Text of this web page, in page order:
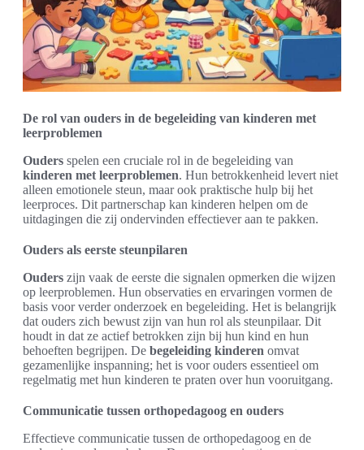
De rol van ouders in de begeleiding van kinderen met
leerproblemen
Ouders spelen een cruciale rol in de begeleiding van
kinderen met leerproblemen. Hun betrokkenheid levert niet
alleen emotionele steun, maar ook praktische hulp bij het
leerproces. Dit partnerschap kan kinderen helpen om de
uitdagingen die zij ondervinden effectiever aan te pakken.
Ouders als eerste steunpilaren
Ouders zijn vaak de eerste die signalen opmerken die wijzen
op leerproblemen. Hun observaties en ervaringen vormen de
basis voor verder onderzoek en begeleiding. Het is belangrijk
dat ouders zich bewust zijn van hun rol als steunpilaar. Dit
houdt in dat ze actief betrokken zijn bij hun kind en hun
behoeften begrijpen. De begeleiding kinderen omvat
gezamenlijke inspanning; het is voor ouders essentieel om
regelmatig met hun kinderen te praten over hun vooruitgang.
Communicatie tussen orthopedagoog en ouders
Effectieve communicatie tussen de orthopedagoog en de